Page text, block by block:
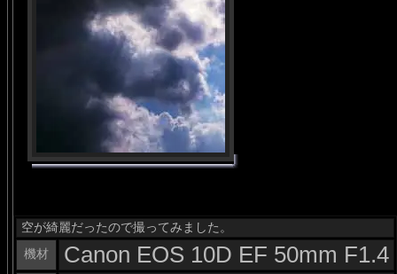
空が綺麗だったので撮ってみました。
機材
Canon EOS 10D EF 50mm F1.4